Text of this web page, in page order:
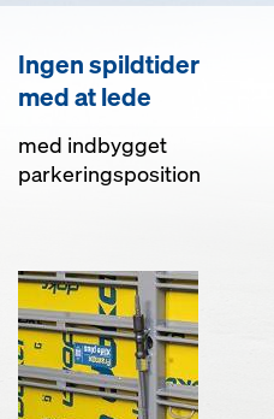
Ingen spildtider
med at lede
med indbygget
parkeringsposition